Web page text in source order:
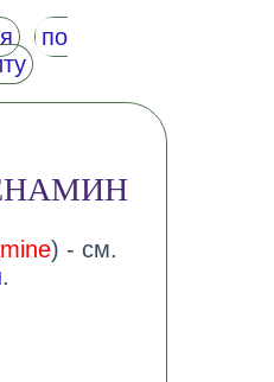
по
) - см.
.